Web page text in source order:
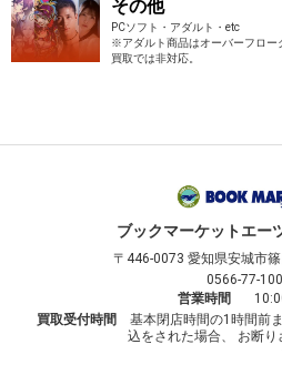
その他
PCソフト・アダルト・etc
※アダルト商品はオーバーフロー
買取では非対応。
ブックマーケットエー
〒446-0073 愛知県安城市
0566-77-
営業時間
買取受付時間
基本閉店時間の1時間前
込をされた場合、 お断り